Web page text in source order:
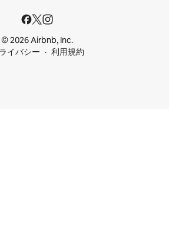
© 2026 Airbnb, Inc.
イバシー
利用規約